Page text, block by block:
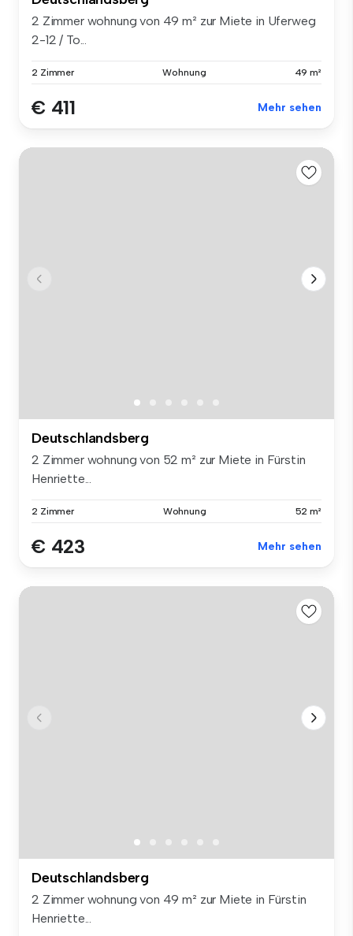
2 Zimmer wohnung von 49 m² zur Miete in Uferweg
2-12 / To...
2 Zimmer Wohnung 49 m²
€ 411 Mehr sehen
Deutschlandsberg
2 Zimmer wohnung von 52 m² zur Miete in Fürstin
Henriette...
2 Zimmer Wohnung 52 m²
€ 423 Mehr sehen
Deutschlandsberg
2 Zimmer wohnung von 49 m² zur Miete in Fürstin
Henriette...